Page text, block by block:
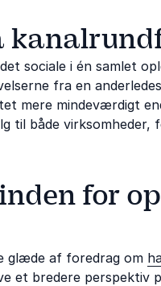
sociale i én samlet
fra en
mere mindeværdigt
til både virksomheder,
for
glæde af foredrag om
et bredere